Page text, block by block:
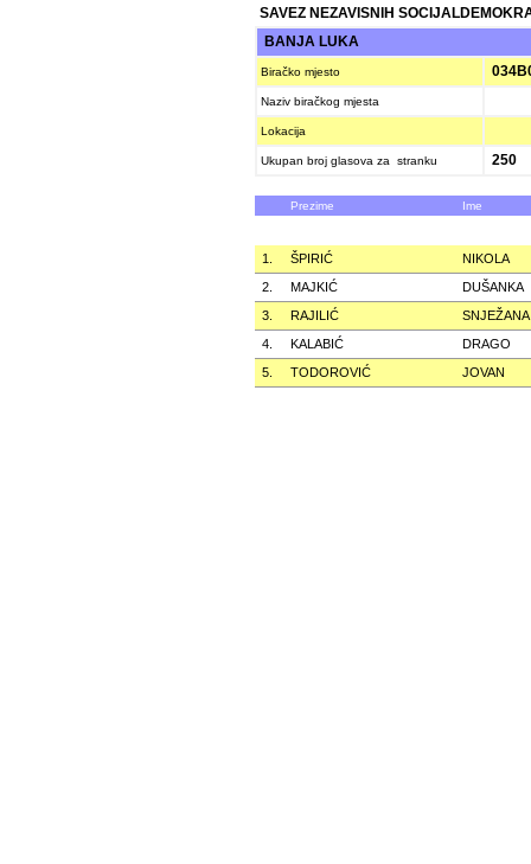
SAVEZ NEZAVISNIH
BANJA LUKA
Biračko mjesto
Naziv biračkog mjesta
Lokacija
Ukupan broj glasova za stranku 250
Prezime Ime
1. ŠPIRIĆ
NIKOLA
2.
MAJKIĆ
DUŠANKA
3.
RAJILIĆ
SNJEŽANA
4.
KALABIĆ
DRAGO
5.
TODOROVIĆ JOVAN